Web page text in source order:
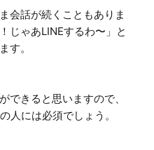
会話が続くこともありま
じゃあLINEするわ〜」と
す。
できると思いますので、
人には必須でしょう。